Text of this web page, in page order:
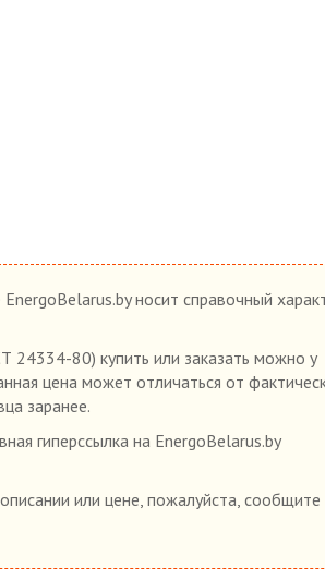
носит справочный
80) купить или заказать можно у
цена может отличаться от
заранее.
гиперссылка на EnergoBelarus.by
или цене, пожалуйста,